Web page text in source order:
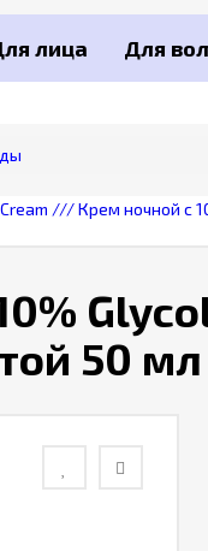
лица Для
/// Крем ночной с
50 мл